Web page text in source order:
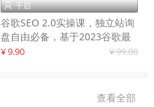
 千启
谷歌SEO 2.0实操课，独立站询
盘自由必备，基于2023谷歌最
新算法录制
¥ 9.90 ¥ 99.00
查看全部